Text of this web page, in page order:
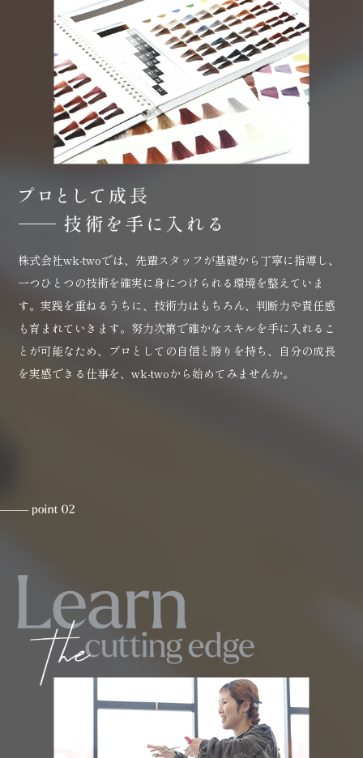
株式会社wk-twoでは、先輩スタッフが基礎から丁寧に指導し、
一つひとつの技術を確実に身につけられる環境を整えていま
す。実践を重ねるうちに、技術力はもちろん、判断力や責任感
も育まれていきます。努力次第で確かなスキルを手に入れるこ
とが可能なため、プロとしての自信と誇りを持ち、自分の成長
を実感できる仕事を、wk-twoから始めてみませんか。